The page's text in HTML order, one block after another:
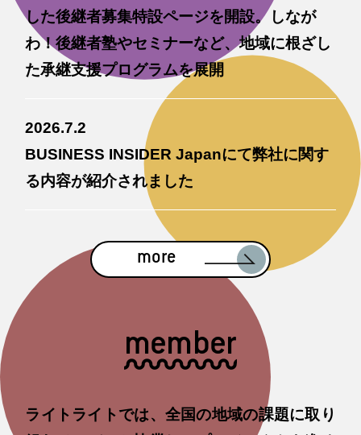
した後継者募集特設ページを開設。しなが
わ！後継者塾やセミナーなど、地域に根ざし
た承継支援プログラムを展開
2026.7.2
BUSINESS INSIDER Japanにて弊社に関す
る内容が紹介されました
more
member
ライトライトでは、全国の地域の課題に取り